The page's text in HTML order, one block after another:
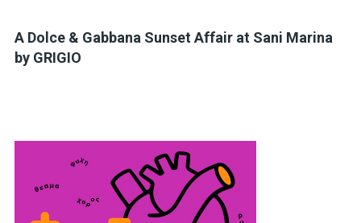
A Dolce & Gabbana Sunset Affair at Sani Marina
by GRIGIO